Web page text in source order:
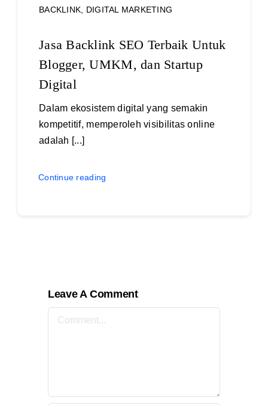
BACKLINK, DIGITAL MARKETING
Jasa Backlink SEO Terbaik Untuk
Blogger, UMKM, dan Startup
Digital
Dalam ekosistem digital yang semakin
kompetitif, memperoleh visibilitas online
adalah [...]
Continue reading
Leave A Comment
Comment